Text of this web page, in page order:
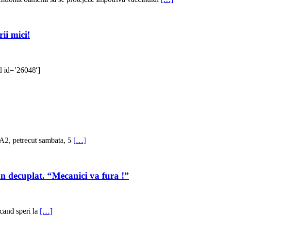
mici!
id=’26048′]
petrecut sambata, 5 […]
decuplat. “Mecanici va fura !”
speri la […]